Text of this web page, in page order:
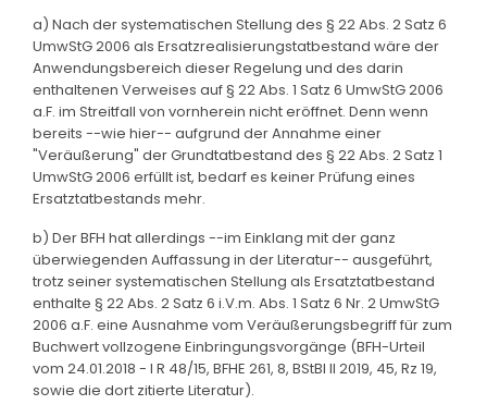
a) Nach der systematischen Stellung des § 22 Abs. 2 Satz 6
UmwStG 2006 als Ersatzrealisierungstatbestand wäre der
Anwendungsbereich dieser Regelung und des darin
enthaltenen Verweises auf § 22 Abs. 1 Satz 6 UmwStG 2006
a.F. im Streitfall von vornherein nicht eröffnet. Denn wenn
bereits --wie hier-- aufgrund der Annahme einer
"Veräußerung" der Grundtatbestand des § 22 Abs. 2 Satz 1
UmwStG 2006 erfüllt ist, bedarf es keiner Prüfung eines
Ersatztatbestands mehr.
b) Der BFH hat allerdings --im Einklang mit der ganz
überwiegenden Auffassung in der Literatur-- ausgeführt,
trotz seiner systematischen Stellung als Ersatztatbestand
enthalte § 22 Abs. 2 Satz 6 i.V.m. Abs. 1 Satz 6 Nr. 2 UmwStG
2006 a.F. eine Ausnahme vom Veräußerungsbegriff für zum
Buchwert vollzogene Einbringungsvorgänge (BFH-Urteil
vom 24.01.2018 - I R 48/15, BFHE 261, 8, BStBl II 2019, 45, Rz 19,
sowie die dort zitierte Literatur).